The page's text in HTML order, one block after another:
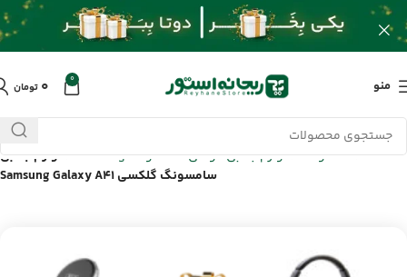
منو 0 ۰ تومان
خانه/محصولات/لوازم جانبی گوشی سامسونگ Samsung /لوازم جانبی
سامسونگ گلکسی Samsung Galaxy A41